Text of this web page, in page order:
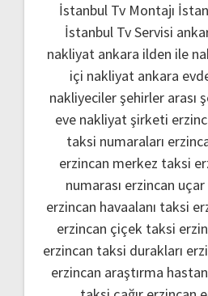
İstanbul Tv Montajı
İstanbul Tv Servisi
nakliyat ankara ilden ile
içi nakliyat ankara
nakliyeciler şehirler arası
eve nakliyat şirketi
taksi numaraları
erzincan merkez taksi
numarası erzincan
erzincan havaalanı taksi
erzincan çiçek taksi
erzincan taksi durakları
erzincan araştırma